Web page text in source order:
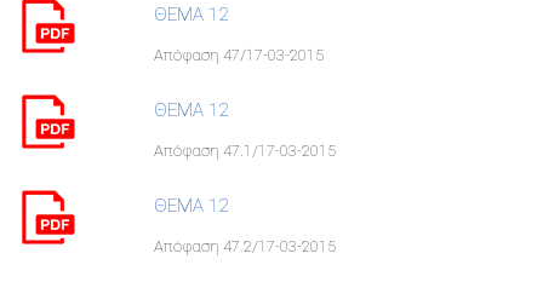
ΘΕΜΑ 12
Απόφαση 47/17-03-2015
ΘΕΜΑ 12
Απόφαση 47.1/17-03-2015
ΘΕΜΑ 12
Απόφαση 47.2/17-03-2015